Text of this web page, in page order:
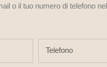
o il tuo numero di telefono
Telefono